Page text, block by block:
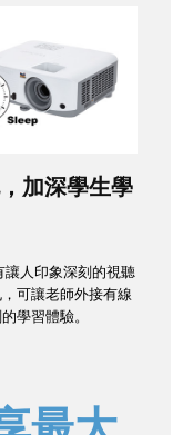
加深學生學
讓人印象深刻的視聽
可讓老師外接有線
學習體驗。